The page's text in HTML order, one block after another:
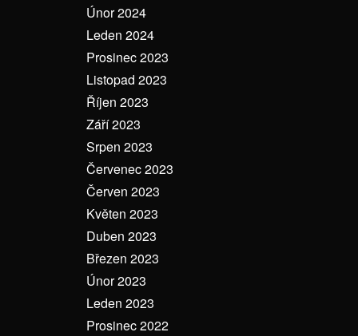
Únor 2024
Leden 2024
Prosinec 2023
Listopad 2023
Říjen 2023
Září 2023
Srpen 2023
Červenec 2023
Červen 2023
Květen 2023
Duben 2023
Březen 2023
Únor 2023
Leden 2023
Prosinec 2022